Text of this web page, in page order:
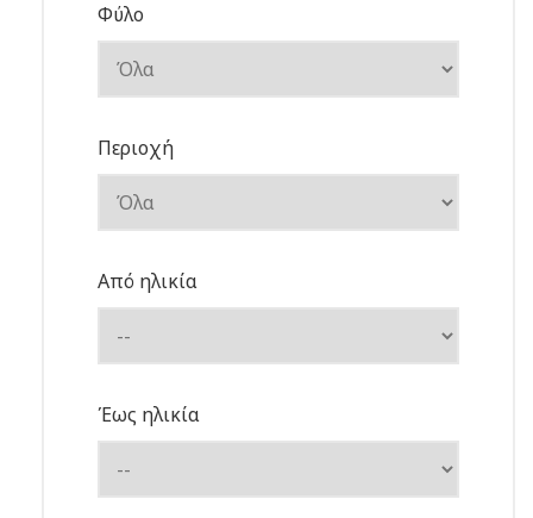
Φύλο
Περιοχή
Από ηλικία
Έως ηλικία